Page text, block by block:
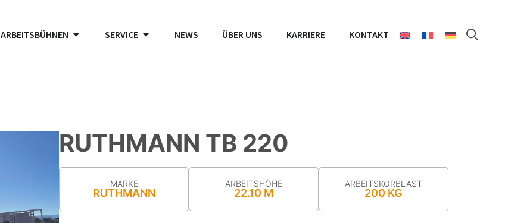
ARBEITSBÜHNEN SERVICE NEWS ÜBER UNS KARRIERE KONTAKT
RUTHMANN TB 220
MARKE
RUTHMANN
ARBEITSHÖHE
22.10 M
ARBEITS­KORB­LAST
200 KG